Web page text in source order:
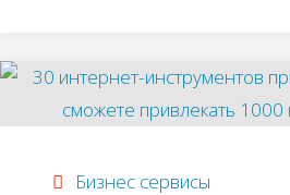
Бизнес сервисы